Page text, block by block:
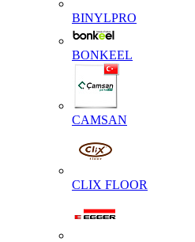
BINYLPRO
BONKEEL
CAMSAN
CLIX FLOOR